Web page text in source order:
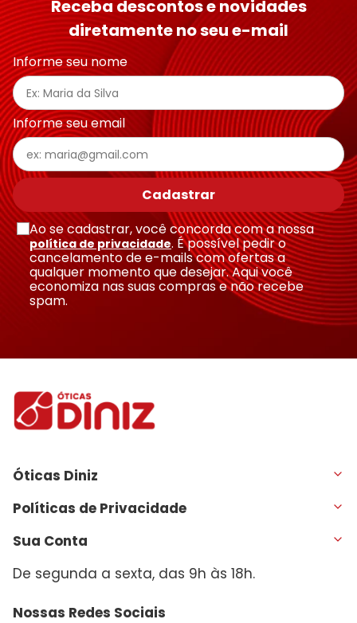
Receba descontos e novidades
diretamente no seu e-mail
Informe seu nome
Informe seu email
Cadastrar
Ao se cadastrar, você concorda com a nossa
política de privacidade. É possível pedir o
cancelamento de e-mails com ofertas a
qualquer momento que desejar. Aqui você
economiza nas suas compras e não recebe
spam.
Óticas Diniz
Políticas de Privacidade
Sua Conta
De segunda a sexta, das 9h às 18h.
Nossas Redes Sociais